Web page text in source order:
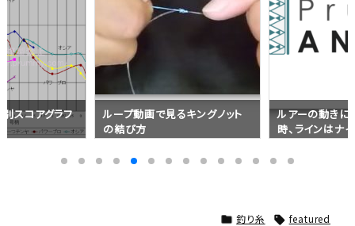
スコアグラフ
ループ動画で見るキングノット
の結び方
ルアーの動きに
時、ラインはナ
の方がいい？
 釣り糸  featured